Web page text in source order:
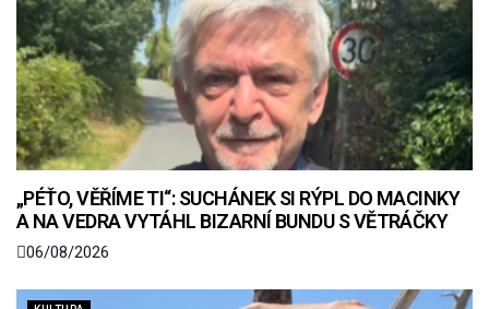
„PÉŤO, VĚŘÍME TI“: SUCHÁNEK SI RÝPL DO MACINKY
A NA VEDRA VYTÁHL BIZARNÍ BUNDU S VĚTRÁČKY
06/08/2026